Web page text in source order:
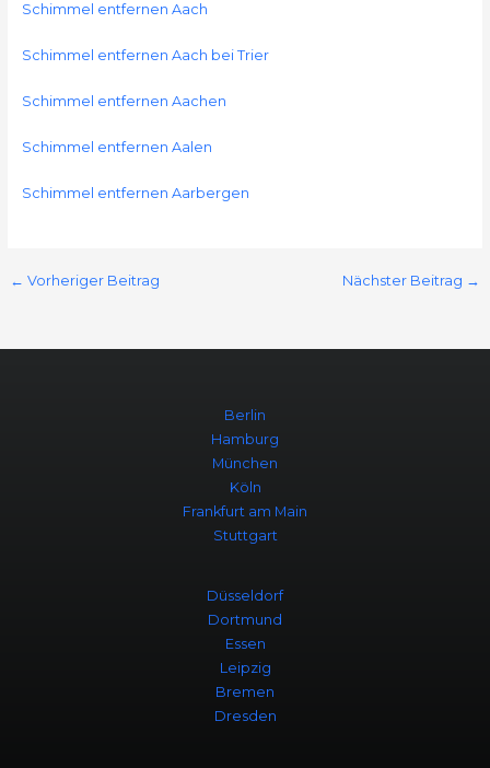
Schimmel entfernen Aach
Schimmel entfernen Aach bei Trier
Schimmel entfernen Aachen
Schimmel entfernen Aalen
Schimmel entfernen Aarbergen
← Vorheriger Beitrag Nächster Beitrag →
Berlin
Hamburg
München
Köln
Frankfurt am Main
Stuttgart
Düsseldorf
Dortmund
Essen
Leipzig
Bremen
Dresden